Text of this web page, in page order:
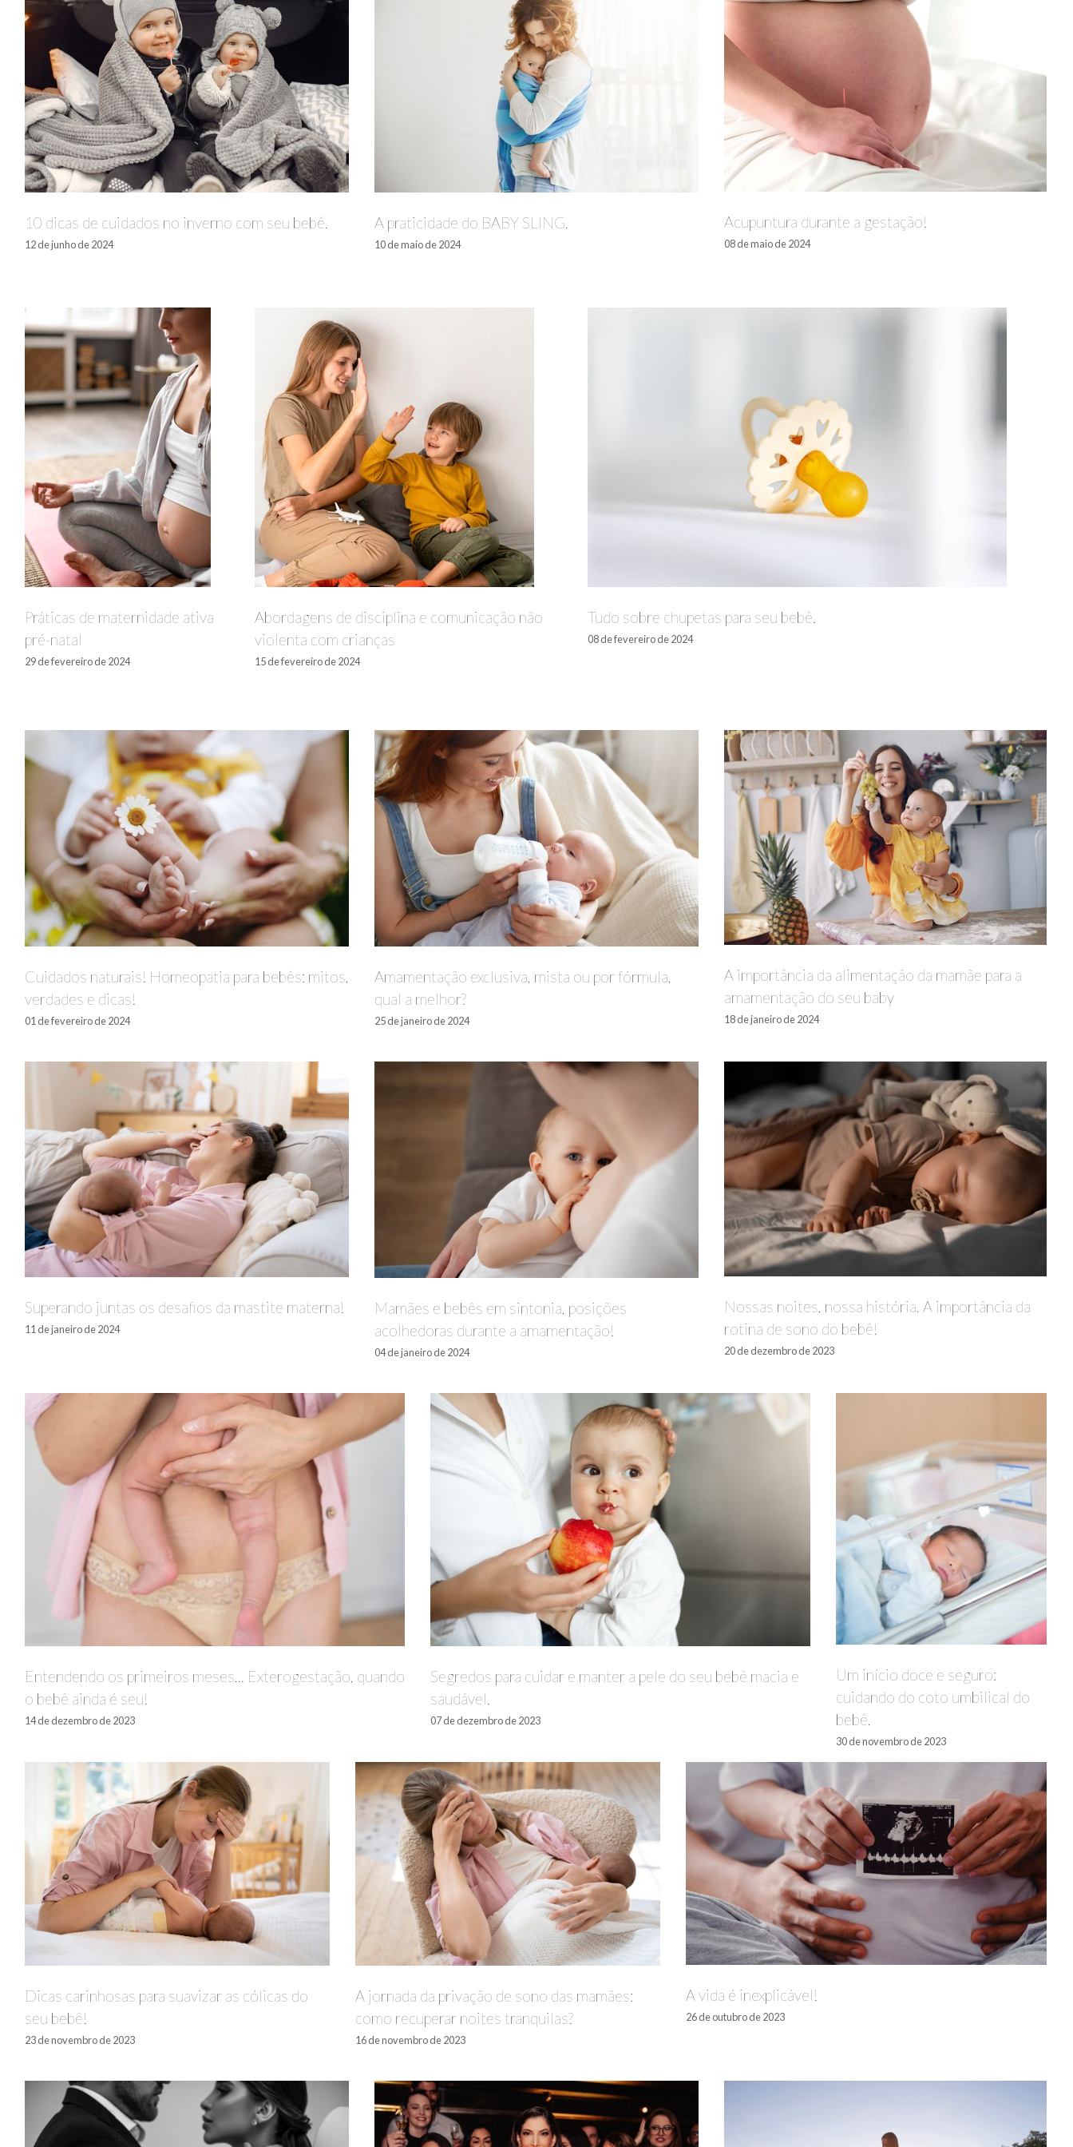
10 dicas de cuidados no inverno com seu bebê.
12 de junho de 2024
A praticidade do BABY SLING.
10 de maio de 2024
Acupuntura durante a gestação!
08 de maio de 2024
Práticas de maternidade ativa
pré-natal
29 de fevereiro de 2024
Abordagens de disciplina e comunicação não
violenta com crianças
15 de fevereiro de 2024
Tudo sobre chupetas para seu bebê.
08 de fevereiro de 2024
Cuidados naturais! Homeopatia para bebês: mitos,
verdades e dicas!
01 de fevereiro de 2024
Amamentação exclusiva, mista ou por fórmula,
qual a melhor?
25 de janeiro de 2024
A importância da alimentação da mamãe para a
amamentação do seu baby
18 de janeiro de 2024
Superando juntas os desafios da mastite materna!
11 de janeiro de 2024
Mamães e bebês em sintonia, posições
acolhedoras durante a amamentação!
04 de janeiro de 2024
Nossas noites, nossa história. A importância da
rotina de sono do bebê!
20 de dezembro de 2023
Entendendo os primeiros meses... Exterogestação, quando
o bebê ainda é seu!
14 de dezembro de 2023
Segredos para cuidar e manter a pele do seu bebê macia e
saudável.
07 de dezembro de 2023
Um início doce e seguro:
cuidando do coto umbilical do
bebê.
30 de novembro de 2023
Dicas carinhosas para suavizar as cólicas do
seu bebê!
23 de novembro de 2023
A jornada da privação de sono das mamães:
como recuperar noites tranquilas?
16 de novembro de 2023
A vida é inexplicável!
26 de outubro de 2023